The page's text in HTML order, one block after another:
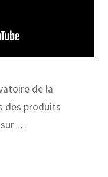
de la
des produits
sur …